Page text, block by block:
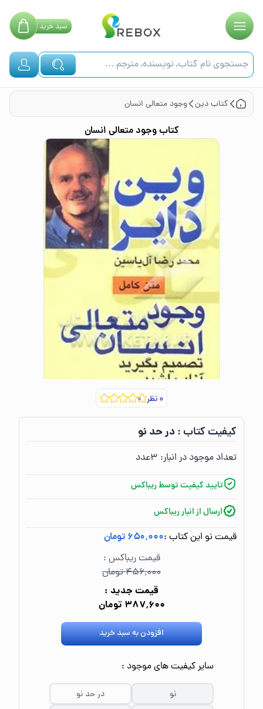
سبدخرید
کتابدین وجود متعالی انسان
کتابوجود متعالی انسان
۰نظر
کیفیت کتاب :‌در حد نو
تعداد موجود در انبار:‌ ۳عدد
تایید کیفیت توسط ریباکس
ارسال از انبار ریباکس
قیمت نو این کتاب :۶۵۰٬۰۰۰ تومان
قیمت ریباکس :
۴۵۶٬۰۰۰ تومان
قیمت جدید :
۳۸۷٬۶۰۰ تومان
افزودن به سبد خرید
سایر کیفیت های موجود :
نو
در حد نو